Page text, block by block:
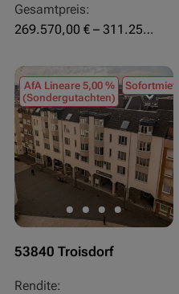
Gesamtpreis:
269.570,00 € – 311.250,00 €
AfA Lineare 5,00 %
(Sondergutachten)
Sofortmiete
53840 Troisdorf
Rendite: